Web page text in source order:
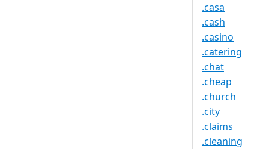
.casa
.cash
.casino
.catering
.chat
.cheap
.church
.city
.claims
.cleaning